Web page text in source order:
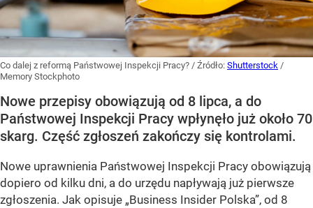
Co dalej z reformą Państwowej Inspekcji Pracy? / Źródło: Shutterstock /
Memory Stockphoto
Nowe przepisy obowiązują od 8 lipca, a do
Państwowej Inspekcji Pracy wpłynęło już około 70
skarg. Część zgłoszeń zakończy się kontrolami.
Nowe uprawnienia Państwowej Inspekcji Pracy obowiązują
dopiero od kilku dni, a do urzędu napływają już pierwsze
zgłoszenia. Jak opisuje „Business Insider Polska”, od 8